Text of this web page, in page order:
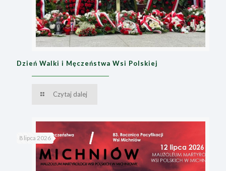
Dzień Walki i Męczeństwa Wsi Polskiej
Czytaj dalej
8 lipca 2026